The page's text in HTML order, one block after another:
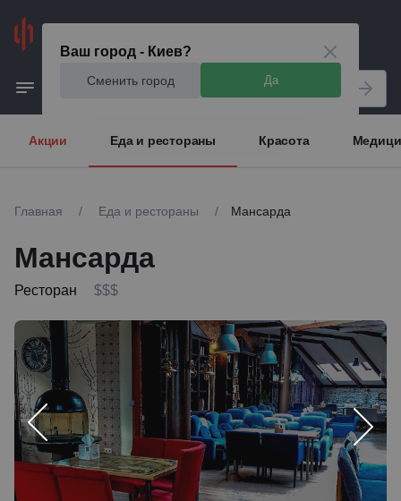
Ваш город - Киев?
Сменить город Да
Акции Еда и рестораны Красота
Главная / Еда и рестораны / Мансарда
Мансарда
Ресторан $$$